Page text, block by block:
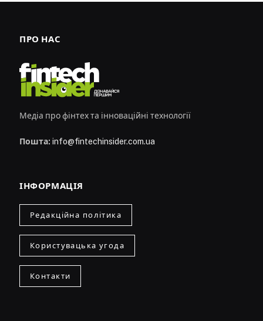
ПРО НАС
Медіа про фінтех та інноваційні технології
Пошта: info@fintechinsider.com.ua
ІНФОРМАЦІЯ
Редакційна політика
Користувацька угода
Контакти